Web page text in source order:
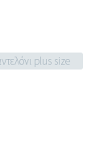
plus size